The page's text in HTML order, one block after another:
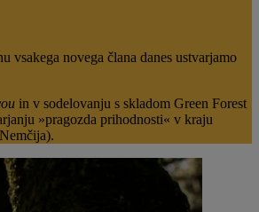
vsakega novega člana danes ustvarjamo
in v sodelovanju s skladom Green Forest
»pragozda prihodnosti« v kraju